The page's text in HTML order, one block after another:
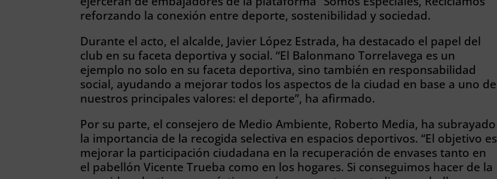
reforzando la conexión entre deporte, sostenibilidad y sociedad.
Durante el acto, el alcalde, Javier López Estrada, ha destacado el papel del
club en su faceta deportiva y social. “El Balonmano Torrelavega es un
ejemplo no solo en su faceta deportiva, sino también en responsabilidad
social, ayudando a mejorar todos los aspectos de la ciudad en base a uno de
nuestros principales valores: el deporte”, ha afirmado.
Por su parte, el consejero de Medio Ambiente, Roberto Media, ha subrayado
la importancia de la recogida selectiva en espacios deportivos. “El objetivo es
mejorar la participación ciudadana en la recuperación de envases tanto en
el pabellón Vicente Trueba como en los hogares. Si conseguimos hacer de la